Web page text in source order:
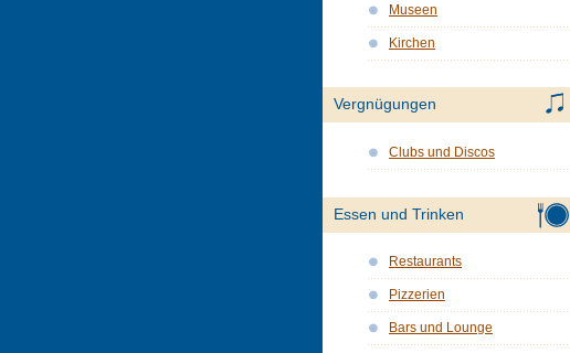
Museen
Kirchen
Vergnügungen
Clubs und Discos
Essen und Trinken
Restaurants
Pizzerien
Bars und Lounge